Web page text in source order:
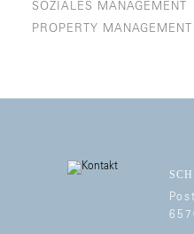
SOZIALES MANAGEMENT
PROPERTY MANAGEMENT